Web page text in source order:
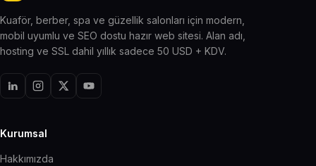
Kuaför, berber, spa ve güzellik salonları için modern,
mobil uyumlu ve SEO dostu hazır web sitesi. Alan adı,
hosting ve SSL dahil yıllık sadece 50 USD + KDV.
Kurumsal
Hakkımızda